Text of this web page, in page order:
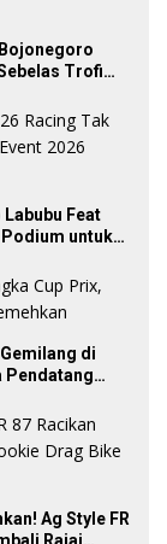
Feat
Podium untuk
di
Pendatang
Ag Style FR
Rajai